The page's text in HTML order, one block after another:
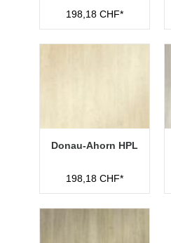
198,18 CHF*
Donau-Ahorn HPL
198,18 CHF*